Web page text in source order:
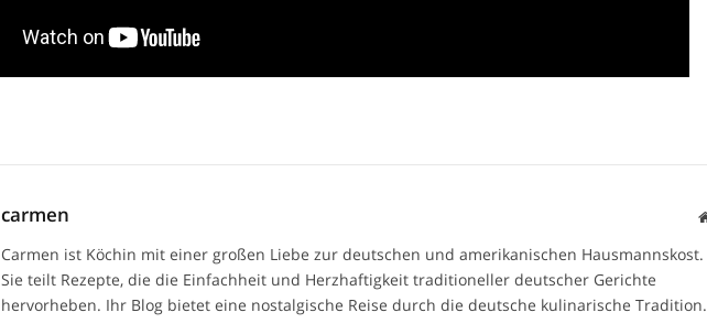
carmen
Carmen ist Köchin mit einer großen Liebe zur deutschen und amerikanischen Hausmannskost.
Sie teilt Rezepte, die die Einfachheit und Herzhaftigkeit traditioneller deutscher Gerichte
hervorheben. Ihr Blog bietet eine nostalgische Reise durch die deutsche kulinarische Tradition.